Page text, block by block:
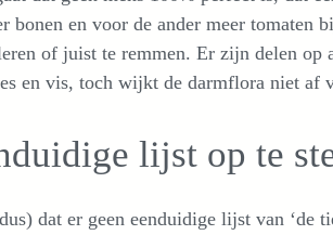
bonen en voor de ander meer tomaten
of juist te remmen. Er zijn delen op
en vis, toch wijkt de darmflora niet af
lijst op te
dat er geen eenduidige lijst van ‘de